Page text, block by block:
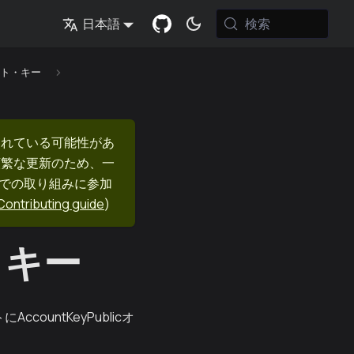
日本語 検索
・キー
ている可能性があ
な更新のため、一
の取り組みに参加
guide)
ー
にAccountKeyPublicオ